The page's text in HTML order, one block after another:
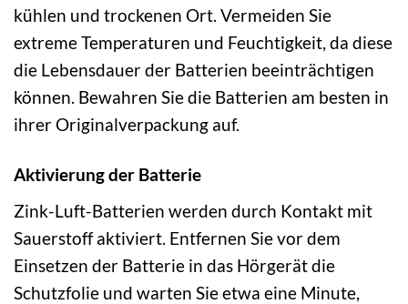
kühlen und trockenen Ort. Vermeiden Sie
extreme Temperaturen und Feuchtigkeit, da diese
die Lebensdauer der Batterien beeinträchtigen
können. Bewahren Sie die Batterien am besten in
ihrer Originalverpackung auf.
Aktivierung der Batterie
Zink-Luft-Batterien werden durch Kontakt mit
Sauerstoff aktiviert. Entfernen Sie vor dem
Einsetzen der Batterie in das Hörgerät die
Schutzfolie und warten Sie etwa eine Minute,